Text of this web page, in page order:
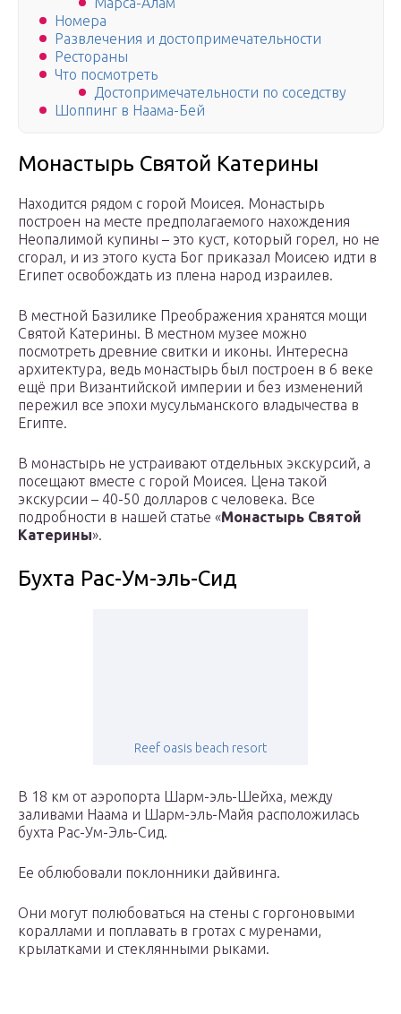
Номера
Развлечения и достопримечательности
Рестораны
Что посмотреть
Достопримечательности по соседству
Шоппинг в Наама-Бей
Монастырь Святой Катерины
Находится рядом с горой Моисея. Монастырь
построен на месте предполагаемого нахождения
Неопалимой купины – это куст, который горел, но не
сгорал, и из этого куста Бог приказал Моисею идти в
Египет освобождать из плена народ израилев.
В местной Базилике Преображения хранятся мощи
Святой Катерины. В местном музее можно
посмотреть древние свитки и иконы. Интересна
архитектура, ведь монастырь был построен в 6 веке
ещё при Византийской империи и без изменений
пережил все эпохи мусульманского владычества в
Египте.
В монастырь не устраивают отдельных экскурсий, а
посещают вместе с горой Моисея. Цена такой
экскурсии – 40-50 долларов с человека. Все
подробности в нашей статье «Монастырь Святой
Катерины».
Бухта Рас-Ум-эль-Сид
Reef oasis beach resort
В 18 км от аэропорта Шарм-эль-Шейха, между
заливами Наама и Шарм-эль-Майя расположилась
бухта Рас-Ум-Эль-Сид.
Ее облюбовали поклонники дайвинга.
Они могут полюбоваться на стены с горгоновыми
кораллами и поплавать в гротах с муренами,
крылатками и стеклянными рыками.